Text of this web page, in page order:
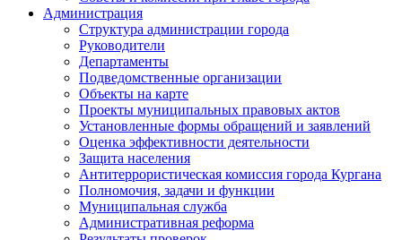
Администрация
Структура администрации города
Руководители
Департаменты
Подведомственные организации
Объекты на карте
Проекты муниципальных правовых актов
Установленные формы обращений и заявлений
Оценка эффективности деятельности
Защита населения
Антитеррористическая комиссия города Кургана
Полномочия, задачи и функции
Муниципальная служба
Административная реформа